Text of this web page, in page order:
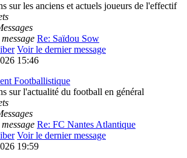
sur les anciens et actuels joueurs de l'effectif
Re: Saïdou Sow
Voir le dernier message
15:46
Footballistique
sur l'actualité du football en général
Re: FC Nantes Atlantique
Voir le dernier message
19:59